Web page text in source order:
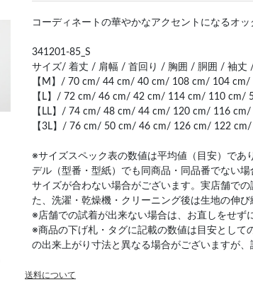
コーディネートの華やかなアクセントになるオッ
341201-85_S
サイズ/ 着丈 / 肩幅 / 首回り / 胸囲 / 胴囲 / 袖丈
【M】/ 70 cm/ 44 cm/ 40 cm/ 108 cm/ 104 cm/
【L】/ 72 cm/ 46 cm/ 42 cm/ 114 cm/ 110 cm/
【LL】/ 74 cm/ 48 cm/ 44 cm/ 120 cm/ 116
【3L】/ 76 cm/ 50 cm/ 46 cm/ 126 cm/ 122
※サイズスペック表の数値は平均値（目安）であ
デル（型番・型紙）でも同商品・同品番でない
サイズが合わない場合がございます。実店舗で
た、洗濯・乾燥機・クリーニング後は生地の伸
※店舗での試着が出来ない場合は、お直しをせず
※商品の下げ札・タグに記載の数値は目安として
の出来上がり寸法と異なる場合がございますが、
送料について